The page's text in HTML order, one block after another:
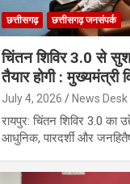
छत्तीसगढ़ छत्तीसगढ़ जनसंपर्क
चिंतन शिविर 3.0 से
तैयार होगी : मुख्यमंत्री
July 4, 2026 News Desk
रायपुर: चिंतन शिविर 3.0 का
आधुनिक, पारदर्शी और